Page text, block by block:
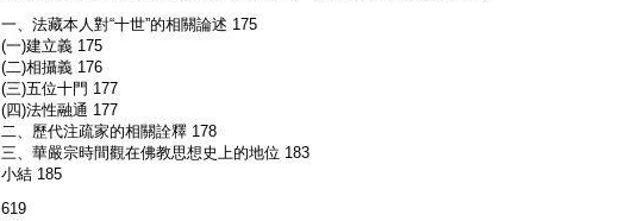
一、法藏本人對“十世”的相關論述 175
(一)建立義 175
(二)相攝義 176
(三)五位十門 177
(四)法性融通 177
二、歷代注疏家的相關詮釋 178
三、華嚴宗時間觀在佛教思想史上的地位 183
小結 185
619